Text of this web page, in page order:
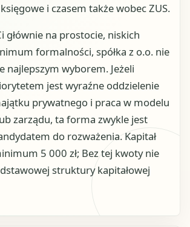
i czasem także wobec ZUS.
głównie na prostocie, niskich
formalności, spółka z o.o. nie
najlepszym wyborem. Jeżeli
jest wyraźne oddzielenie
prywatnego i praca w modelu
zarządu, ta forma zwykle jest
do rozważenia. Kapitał
5 000 zł; Bez tej kwoty nie
struktury kapitałowej